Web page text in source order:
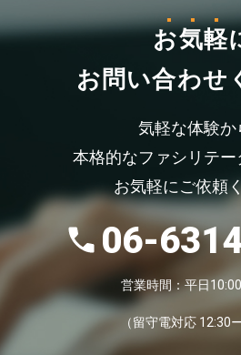
お気軽
お問い合わせ
気軽な体験か
本格的なファシリテ
お気軽にご依頼
06-
営業時間：平日
（留守電対応 12:30